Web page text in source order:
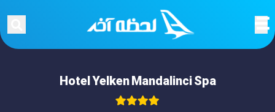
Hotel Yelken Mandalinci Spa